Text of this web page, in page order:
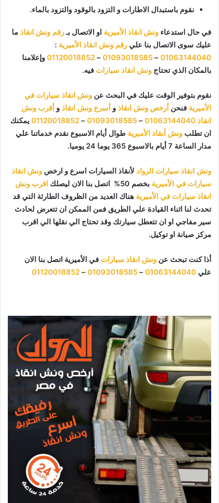
نقوم باستبدال الاطارات و التزود بالوقود والتزود بالماء.
في حال استدعاء ونش انقاذ الأميرية او الاتصال بـرقم ونش انقاذ ما
عليك سوى الاتصال بنا علي رقم ونش انقاذ الأميرية :
01063144040
–
01093018585
–
01120018852 وإعلامنا
بالمكان الذي تحتاج ونش انقاذ سيارات فيه.
نقوم بتوفير الوقت عليك في البحث عن ونش انقاذ سيارات في
الأميرية فنحن أرخص ونش انقاذ و أسرع ونش انقاذ و أقرب ونش
انقاذ 01063144040
–
01093018585
–
01120018852 يمكنك
ان تطلب ونش أنقاذ الأميرية طوال أيام الاسبوع نقدم خدماتنا علي
مدار الساعة 7 أيام بالاسبوع 365 يوما 24 يوميا.
ونش انقاذ سيارات الرواد لأنقاذ السيارات اسرع و ارخص ونش انقاذ
سيارات في الأميرية بخصم 50% اتصل بنا الان ليصلك
اقرب ونش
انقاذ سيارات في الأميرية هناك العديد من الظروف الطارئة التي قد
تحدث لنا اثناء القيادة علي الطريق فمن الممكن ان تتعرض لحادث
سير مفاجي او ان تتعطل سيارتك وقد تحتاج الي نقلها الي اقرب
مركز صيانة او توكيل.
أذا كنت تبحث عن ونش انقاذ سيارات في الأميرية اتصل بنا الان
علي 01063144040
–
01093018585
–
01120018852